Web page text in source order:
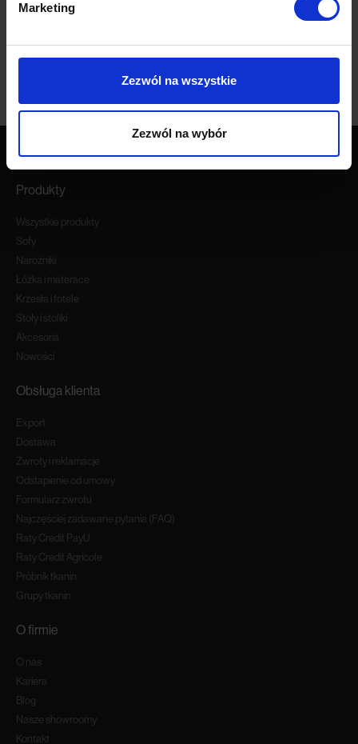
Marketing
Zezwól na wszystkie
Zezwól na wybór
Produkty
Wszystkie produkty
Sofy
Narożniki
Łóżka i materace
Krzesła i fotele
Stoły i stoliki
Akcesoria
Nowości
Obsługa klienta
Export
Dostawa
Zwroty i reklamacje
Odstapienie od umowy
Formularz zwrotu
Najczęściej zadawane pytania (FAQ)
Raty Credit PayU
Raty Credit Agricole
Próbnik tkanin
Grupy tkanin
O firmie
O nas
Kariera
Blog
Nasze showroomy
Kontakt